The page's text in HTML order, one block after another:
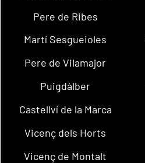
Pere de Ribes
Martí Sesgueioles
Pere de Vilamajor
Puigdàlber
Castellví de la Marca
Vicenç dels Horts
Vicenç de Montalt